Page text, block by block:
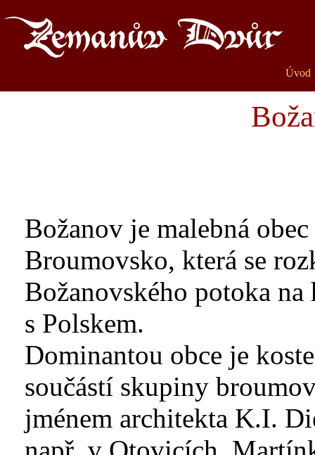
Úvod
Božanov je malebná
Broumovsko, která se
Božanovského potoka na
s Polskem.
Dominantou obce je
součástí skupiny
jménem architekta K.I.